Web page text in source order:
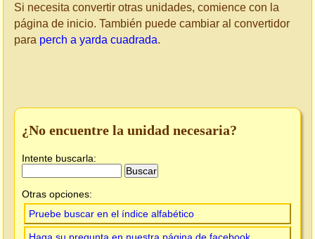
Si necesita convertir otras unidades, comience con la
página de inicio. También puede cambiar al convertidor
para perch a yarda cuadrada.
¿No encuentre la unidad necesaria?
Intente buscarla:
Otras opciones:
Pruebe buscar en el índice alfabético
Haga su pregunta en nuestra página de facebook